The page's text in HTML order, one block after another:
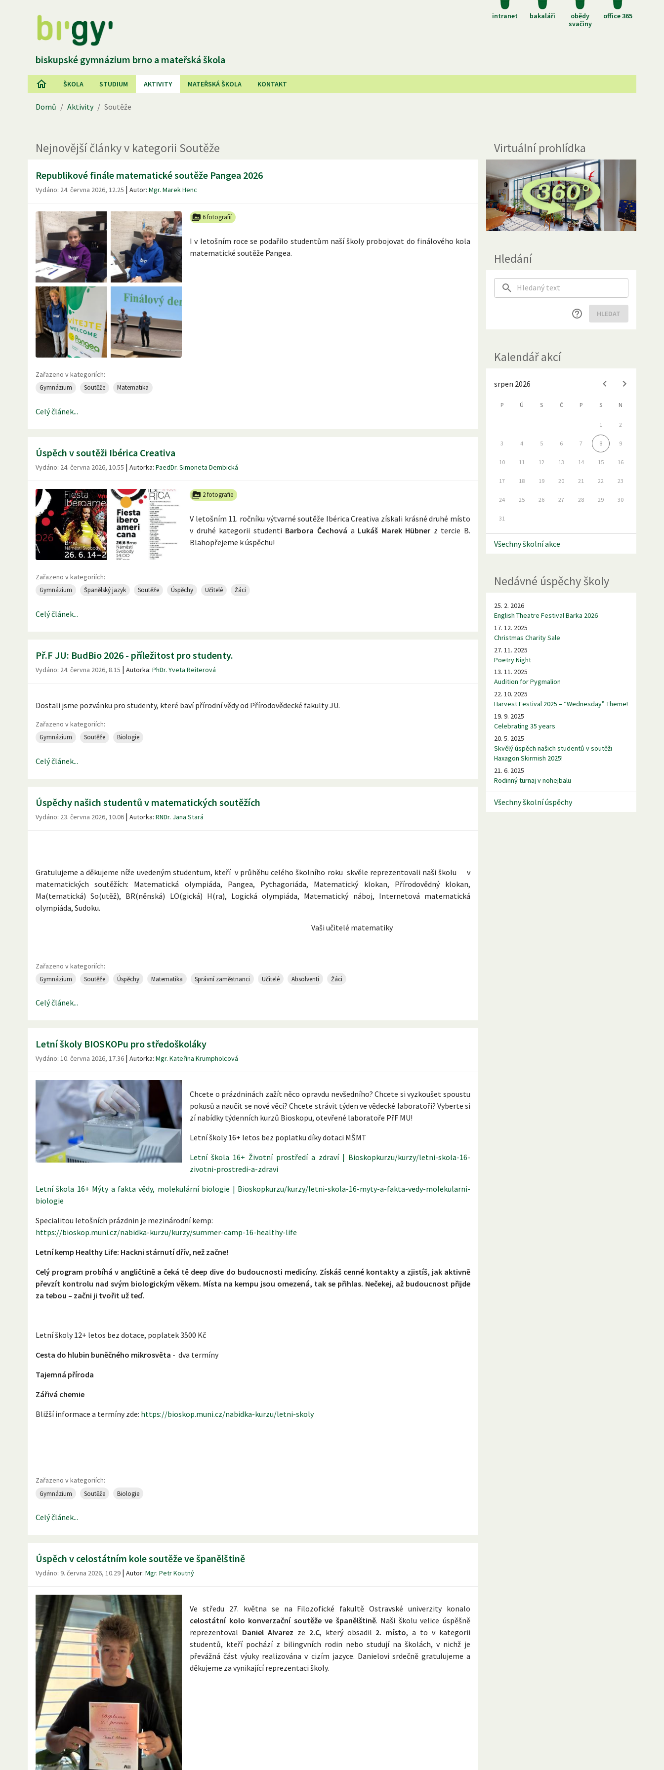
intranet bakaláři
obědy
svačiny
office 365
biskupské gymnázium brno a mateřská škola
ŠKOLA STUDIUM AKTIVITY MATEŘSKÁ ŠKOLA KONTAKT
Domů / Aktivity / Soutěže
Nejnovějšíčlánkyv kategorii Soutěže
Republikové finále matematické soutěže Pangea 2026
Vydáno: 24. června 2026, 12.25 | Autor: Mgr. Marek Henc
6 fotografií
I v letošním roce se podařilo studentům naší školy probojovat do finálového kola
matematické soutěže Pangea.
Zařazeno v kategoriích:
Gymnázium Soutěže Matematika
Celý článek...
Úspěch v soutěži Ibérica Creativa
Vydáno: 24. června 2026, 10.55 | Autorka: PaedDr. Simoneta Dembická
2 fotografie
V letošním 11. ročníku výtvarné soutěže Ibérica Creativa získali krásné druhé místo
v druhé kategorii studenti Barbora Čechová a Lukáš Marek Hübner z tercie B.
Blahopřejeme k úspěchu!
Zařazeno v kategoriích:
Gymnázium Španělský jazyk Soutěže Úspěchy Učitelé Žáci
Celý článek...
Př.F JU: BudBio 2026 - příležitost pro studenty.
Vydáno: 24. června 2026, 8.15 | Autorka: PhDr. Yveta Reiterová
Dostali jsme pozvánku pro studenty, které baví přírodní vědy od Přírodovědecké fakulty JU.
Zařazeno v kategoriích:
Gymnázium Soutěže Biologie
Celý článek...
Úspěchy našich studentů v matematických soutěžích
Vydáno: 23. června 2026, 10.06 | Autorka: RNDr. Jana Stará
Gratulujeme a děkujeme níže uvedeným studentum, kteří v průhěhu celého školního roku skvěle reprezentovali naši školu v
matematických soutěžích: Matematická olympiáda, Pangea, Pythagoriáda, Matematický klokan, Přírodovědný klokan,
Ma(tematická) So(utěž), BR(něnská) LO(gická) H(ra), Logická olympiáda, Matematický náboj, Internetová matematická
olympiáda, Sudoku.
Vaši učitelé matematiky
Zařazeno v kategoriích:
Gymnázium Soutěže Úspěchy Matematika Správní zaměstnanci Učitelé Absolventi Žáci
Celý článek...
Letní školy BIOSKOPu pro středoškoláky
Vydáno: 10. června 2026, 17.36 | Autorka: Mgr. Kateřina Krumpholcová
Chcete o prázdninách zažít něco opravdu nevšedního? Chcete si vyzkoušet spoustu
pokusů a naučit se nové věci? Chcete strávit týden ve vědecké laboratoři? Vyberte si
zí nabídky týdenních kurzů Bioskopu, otevřené laboratoře PřF MU!
Letní školy 16+ letos bez poplatku díky dotaci MŠMT
Letní škola 16+ Životní prostředí a zdraví | Bioskopkurzu/kurzy/letni-skola-16-
zivotni-prostredi-a-zdravi
Letní škola 16+ Mýty a fakta vědy, molekulární biologie | Bioskopkurzu/kurzy/letni-skola-16-myty-a-fakta-vedy-molekularni-
biologie
Specialitou letošních prázdnin je mezinárodní kemp:
https://bioskop.muni.cz/nabidka-kurzu/kurzy/summer-camp-16-healthy-life
Letní kemp Healthy Life: Hackni stárnutí dřív, než začne!
Celý program probíhá v angličtině a čeká tě deep dive do budoucnosti medicíny. Získáš cenné kontakty a zjistíš, jak aktivně
převzít kontrolu nad svým biologickým věkem. Místa na kempu jsou omezená, tak se přihlas. Nečekej, až budoucnost přijde
za tebou – začni ji tvořit už teď.
Letní školy 12+ letos bez dotace, poplatek 3500 Kč
Cesta do hlubin buněčného mikrosvěta - dva termíny
Tajemná příroda
Zářivá chemie
Bližší informace a termíny zde: https://bioskop.muni.cz/nabidka-kurzu/letni-skoly
Zařazeno v kategoriích:
Gymnázium Soutěže Biologie
Celý článek...
Úspěch v celostátním kole soutěže ve španělštině
Vydáno: 9. června 2026, 10.29 | Autor: Mgr. Petr Koutný
Ve středu 27. května se na Filozofické fakultě Ostravské univerzity konalo
celostátní kolo konverzační soutěže ve španělštině. Naši školu velice úspěšně
reprezentoval Daniel Alvarez ze 2.C, který obsadil 2. místo, a to v kategorii
studentů, kteří pochází z bilingvních rodin nebo studují na školách, v nichž je
převážná část výuky realizována v cizím jazyce. Danielovi srdečně gratulujeme a
děkujeme za vynikající reprezentaci školy.
Virtuální prohlídka
Hledání
HLEDAT
Kalendář akcí
srpen 2026
P Ú S Č P S N
1 2
3 4 5 6 7 8 9
10 11 12 13 14 15 16
17 18 19 20 21 22 23
24 25 26 27 28 29 30
31
Všechny školní akce
Nedávné úspěchy školy
25. 2. 2026
English Theatre Festival Barka 2026
17. 12. 2025
Christmas Charity Sale
27. 11. 2025
Poetry Night
13. 11. 2025
Audition for Pygmalion
22. 10. 2025
Harvest Festival 2025 – “Wednesday” Theme!
19. 9. 2025
Celebrating 35 years
20. 5. 2025
Skvělý úspěch našich studentů v soutěži
Haxagon Skirmish 2025!
21. 6. 2025
Rodinný turnaj v nohejbalu
Všechny školní úspěchy